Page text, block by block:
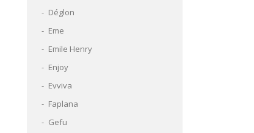
Déglon
Eme
Emile Henry
Enjoy
Evviva
Faplana
Gefu